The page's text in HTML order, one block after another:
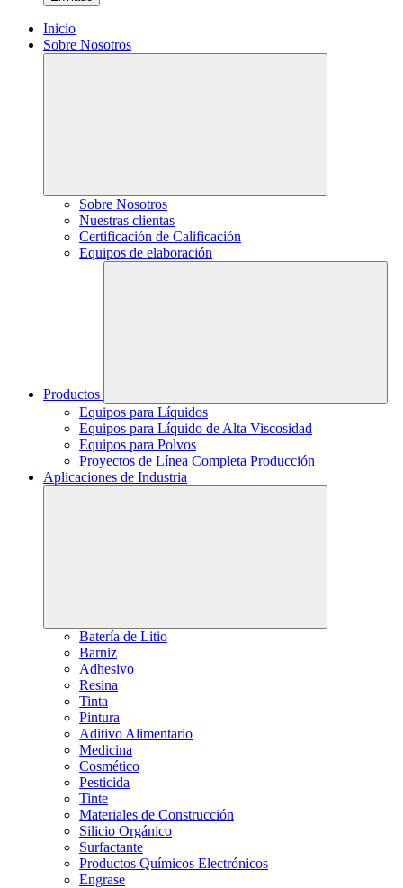
Inicio
Sobre Nosotros
Sobre Nosotros
Nuestras clientas
Certificación de Calificación
Equipos de elaboración
Productos
Equipos para Líquidos
Equipos para Líquido de Alta Viscosidad
Equipos para Polvos
Proyectos de Línea Completa Producción
Aplicaciones de Industria
Batería de Litio
Barniz
Adhesivo
Resina
Tinta
Pintura
Aditivo Alimentario
Medicina
Cosmético
Pesticida
Tinte
Materiales de Construcción
Silicio Orgánico
Surfactante
Productos Químicos Electrónicos
Engrase